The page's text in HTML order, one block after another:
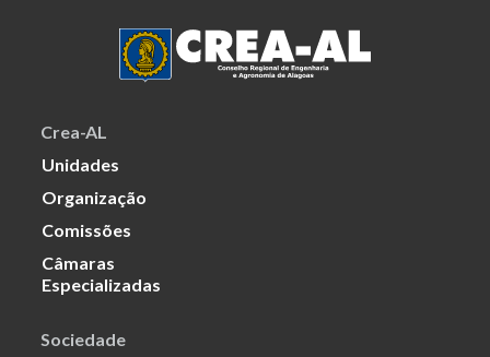
Crea-AL
Unidades
Organização
Comissões
Câmaras
Especializadas
Sociedade